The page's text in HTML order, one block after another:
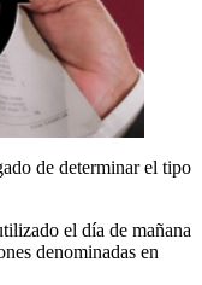
de determinar el tipo
el día de mañana
denominadas en